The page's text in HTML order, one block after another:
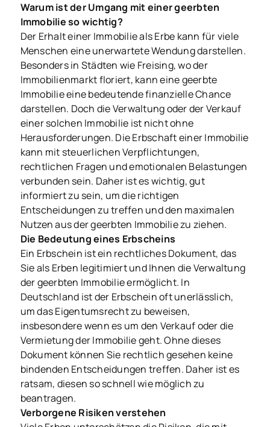
Warum ist der Umgang mit einer geerbten
Immobilie so wichtig?
Der Erhalt einer Immobilie als Erbe kann für viele
Menschen eine unerwartete Wendung darstellen.
Besonders in Städten wie Freising, wo der
Immobilienmarkt floriert, kann eine geerbte
Immobilie eine bedeutende finanzielle Chance
darstellen. Doch die Verwaltung oder der Verkauf
einer solchen Immobilie ist nicht ohne
Herausforderungen. Die Erbschaft einer Immobilie
kann mit steuerlichen Verpflichtungen,
rechtlichen Fragen und emotionalen Belastungen
verbunden sein. Daher ist es wichtig, gut
informiert zu sein, um die richtigen
Entscheidungen zu treffen und den maximalen
Nutzen aus der geerbten Immobilie zu ziehen.
Die Bedeutung eines Erbscheins
Ein Erbschein ist ein rechtliches Dokument, das
Sie als Erben legitimiert und Ihnen die Verwaltung
der geerbten Immobilie ermöglicht. In
Deutschland ist der Erbschein oft unerlässlich,
um das Eigentumsrecht zu beweisen,
insbesondere wenn es um den Verkauf oder die
Vermietung der Immobilie geht. Ohne dieses
Dokument können Sie rechtlich gesehen keine
bindenden Entscheidungen treffen. Daher ist es
ratsam, diesen so schnell wie möglich zu
beantragen.
Verborgene Risiken verstehen